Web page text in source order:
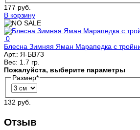
177 руб.
В корзину
0
Блесна Зимняя Яман Марапедка с
Арт.: Я-БВ73
Вес: 1.7 гр.
Пожалуйста, выберите параметры
Размер*
132 руб.
Отзыв